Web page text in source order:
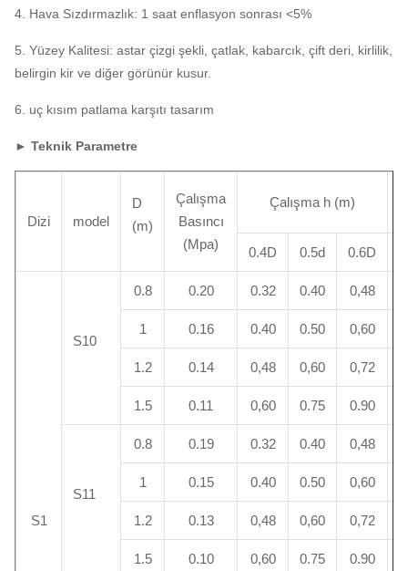
4. Hava Sızdırmazlık: 1 saat enflasyon sonrası <5%
5. Yüzey Kalitesi: astar çizgi şekli, çatlak, kabarcık, çift deri, kirlilik,
belirgin kir ve diğer görünür kusur.
6. uç kısım patlama karşıtı tasarım
► Teknik Parametre
Dizi model
D
(m)
Çalışma
Basıncı
(Mpa)
Çalışma h (m)
0.4D 0.5d 0.6D
S1
S10
0.8 0.20 0.32 0.40 0,48
1 0.16 0.40 0.50 0,60
1.2 0.14 0,48 0,60 0,72
1.5 0.11 0,60 0.75 0.90
S11
0.8 0.19 0.32 0.40 0,48
1 0.15 0.40 0.50 0,60
1.2 0.13 0,48 0,60 0,72
1.5 0.10 0,60 0.75 0.90